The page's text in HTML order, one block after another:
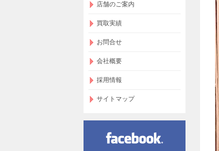
店舗のご案内
買取実績
お問合せ
会社概要
採用情報
サイトマップ